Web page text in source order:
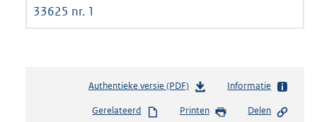
33625 nr. 1
Authentieke versie (PDF)b
s
Informatie
Gerelateerd Printen Delen